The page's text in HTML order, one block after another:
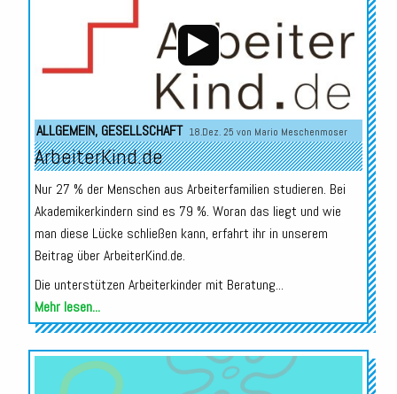
ALLGEMEIN, GESELLSCHAFT 18.Dez. 25 von Mario Meschenmoser
ArbeiterKind.de
Nur 27 % der Menschen aus Arbeiterfamilien studieren. Bei
Akademikerkindern sind es 79 %. Woran das liegt und wie
man diese Lücke schließen kann, erfahrt ihr in unserem
Beitrag über ArbeiterKind.de.
Die unterstützen Arbeiterkinder mit Beratung...
Mehr lesen...
Audio-
Player